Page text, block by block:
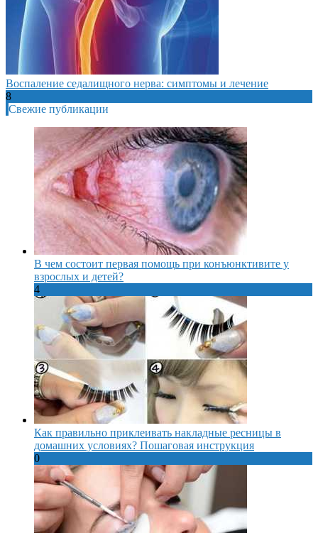
Воспаление седалищного нерва: симптомы и лечение
8
Свежие публикации
В чем состоит первая помощь при конъюнктивите у
взрослых и детей?
4
Как правильно приклеивать накладные ресницы в
домашних условиях? Пошаговая инструкция
0